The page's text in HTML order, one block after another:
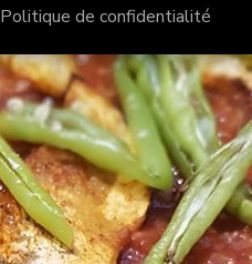
Politique de confidentialité